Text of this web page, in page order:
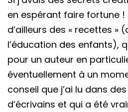
en espérant faire fortune !
d’ailleurs des « recettes »
l’éducation des enfants),
pour un auteur en
éventuellement à un
conseil que j’ai lu dans
d’écrivains et qui a été